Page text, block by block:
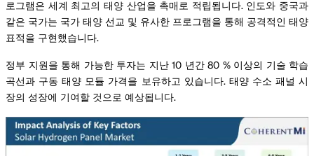
로그램은 세계 최고의 태양 산업을 촉매로 적립됩니다. 인도와 중국과
같은 국가는 국가 태양 선교 및 유사한 프로그램을 통해 공격적인 태양
표적을 구현했습니다.
정부 지원을 통해 가능한 투자는 지난 10 년간 80 % 이상의 기술 학습
곡선과 구동 태양 모듈 가격을 보유하고 있습니다. 태양 수소 패널 시
장의 성장에 기여할 것으로 예상됩니다.